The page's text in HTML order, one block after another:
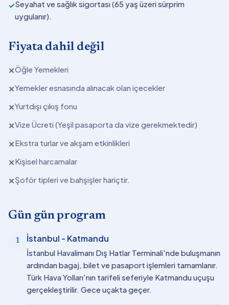
✓Seyahat ve sağlık sigortası (65 yaş üzeri sürprim
uygulanır).
Fiyata dahil değil
✕Öğle Yemekleri
✕Yemekler esnasında alınacak olan içecekler
✕Yurtdışı çıkış fonu
✕Vize Ücreti (Yeşil pasaporta da vize gerekmektedir)
✕Ekstra turlar ve akşam etkinlikleri
✕Kişisel harcamalar
✕Şoför tipleri ve bahşişler hariçtir.
Gün gün program
1 İstanbul - Katmandu
İstanbul Havalimanı Dış Hatlar Terminali'nde buluşmanın
ardından bagaj, bilet ve pasaport işlemleri tamamlanır.
Türk Hava Yolları'nın tarifeli seferiyle Katmandu uçuşu
gerçekleştirilir. Gece uçakta geçer.